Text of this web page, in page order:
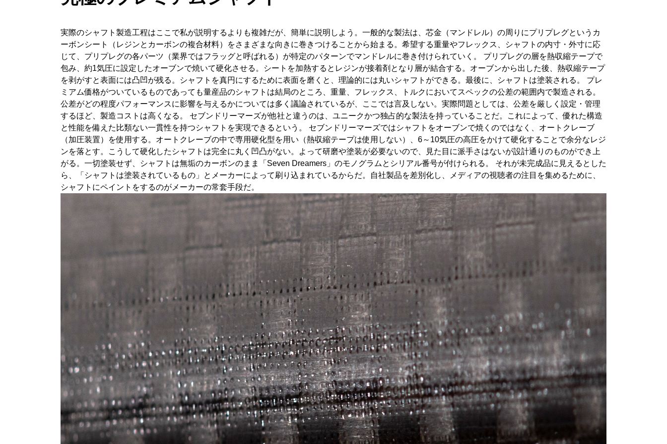
実際のシャフト製造工程はここで私が説明するよりも複雑だが、簡単に説明しよう。一般的な製法は、芯金（マンドレル）の周りにプリプレグというカ
ーボンシート（レジンとカーボンの複合材料）をさまざまな向きに巻きつけることから始まる。希望する重量やフレックス、シャフトの内寸・外寸に応
じて、プリプレグの各パーツ（業界ではフラッグと呼ばれる）が特定のパターンでマンドレルに巻き付けられていく。 プリプレグの層を熱収縮テープで
包み、約1気圧に設定したオーブンで焼いて硬化させる。シートを加熱するとレジンが接着剤となり層が結合する。オーブンから出した後、熱収縮テープ
を剥がすと表面には凸凹が残る。シャフトを真円にするために表面を磨くと、理論的には丸いシャフトができる。最後に、シャフトは塗装される。 プレ
ミアム価格がついているものであっても量産品のシャフトは結局のところ、重量、フレックス、トルクにおいてスペックの公差の範囲内で製造される。
公差がどの程度パフォーマンスに影響を与えるかについては多く議論されているが、ここでは言及しない。実際問題としては、公差を厳しく設定・管理
するほど、製造コストは高くなる。 セブンドリーマーズが他社と違うのは、ユニークかつ独占的な製法を持っていることだ。これによって、優れた構造
と性能を備えた比類ない一貫性を持つシャフトを実現できるという。 セブンドリーマーズではシャフトをオーブンで焼くのではなく、オートクレーブ
（加圧装置）を使用する。オートクレーブの中で専用硬化型を用い（熱収縮テープは使用しない）、6～10気圧の高圧をかけて硬化することで余分なレジ
ンを落とす。こうして硬化したシャフトは完全に丸く凹凸がない。よって研磨や塗装が必要ないので、見た目に派手さはないが設計通りのものができ上
がる。一切塗装せず、シャフトは無垢のカーボンのまま「Seven Dreamers」のモノグラムとシリアル番号が付けられる。 それが未完成品に見えるとした
ら、「シャフトは塗装されているもの」とメーカーによって刷り込まれているからだ。自社製品を差別化し、メディアの視聴者の注目を集めるために、
シャフトにペイントをするのがメーカーの常套手段だ。